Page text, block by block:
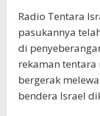
Radio Tentara
pasukannya
di
rekaman
bergerak
bendera Israel